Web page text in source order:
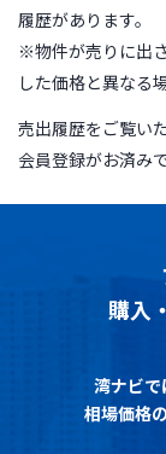
履歴があります。
※物件が売りに出
した価格と異なる
売出履歴をご覧い
会員登録がお済み
購入
湾ナビで
相場価格